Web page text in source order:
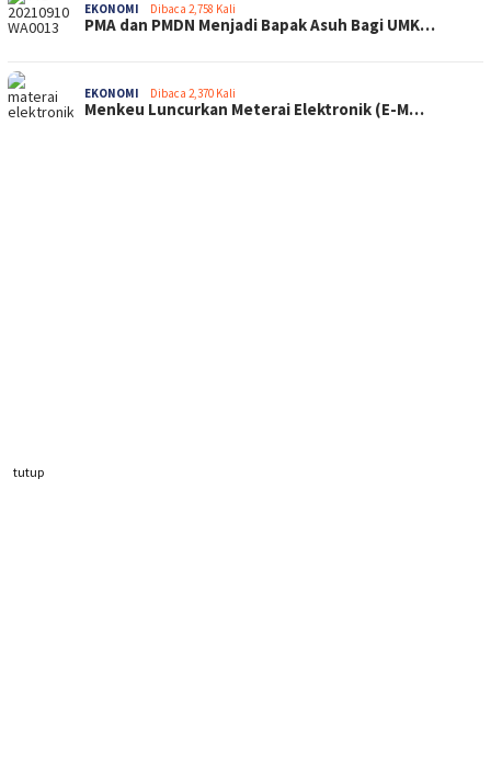
EKONOMI Dibaca 2,758 Kali
PMA dan PMDN Menjadi Bapak Asuh Bagi UMK…
EKONOMI Dibaca 2,370 Kali
Menkeu Luncurkan Meterai Elektronik (E-M…
tutup